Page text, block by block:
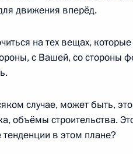
избрания
движения вперёд.
на тех вещах,
с Вашей, со стороны
случае, может быть,
объёмы строительства.
тенденции в этом плане?